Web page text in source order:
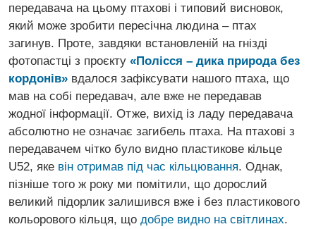
передавача на цьому птахові і типовий висновок,
який може зробити пересічна людина – птах
загинув. Проте, завдяки встановленій на гнізді
фотопастці з проєкту «Полісся – дика природа без
кордонів» вдалося зафіксувати нашого птаха, що
мав на собі передавач, але вже не передавав
жодної інформації. Отже, вихід із ладу передавача
абсолютно не означає загибель птаха. На птахові з
передавачем чітко було видно пластикове кільце
U52, яке він отримав під час кільцювання. Однак,
пізніше того ж року ми помітили, що дорослий
великий підорлик залишився вже і без пластикового
кольорового кільця, що добре видно на світлинах.